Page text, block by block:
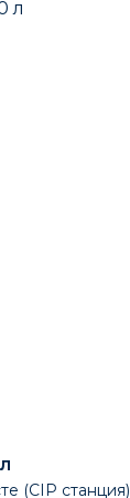
(CIP станция)